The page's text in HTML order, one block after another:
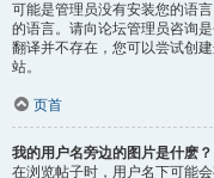
可能是管理员没有安装您的语
的语言。请向论坛管理员咨询
翻译并不存在，您可以尝试创
站。
页首
我的用户名旁边的图片是什麽？
在浏览帖子时，用户名下可能